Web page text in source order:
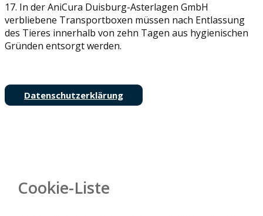
17. In der AniCura Duisburg-Asterlagen GmbH
verbliebene Transportboxen müssen nach Entlassung
des Tieres innerhalb von zehn Tagen aus hygienischen
Gründen entsorgt werden.
Datenschutzerklärung
Cookie-Liste